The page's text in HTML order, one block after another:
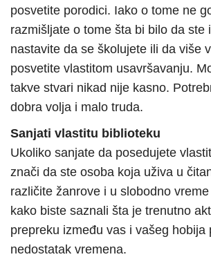
posvetite porodici. Iako o tome ne
razmišljate o tome šta bi bilo da ste
nastavite da se školujete ili da više
posvetite vlastitom usavršavanju.
takve stvari nikad nije kasno.
dobra volja i malo truda.
Sanjati vlastitu biblioteku
Ukoliko sanjate da posedujete
znači da ste osoba koja uživa u
različite žanrove i u slobodno
kako biste saznali šta je trenutno
prepreku između vas i vašeg hobija
nedostatak vremena.